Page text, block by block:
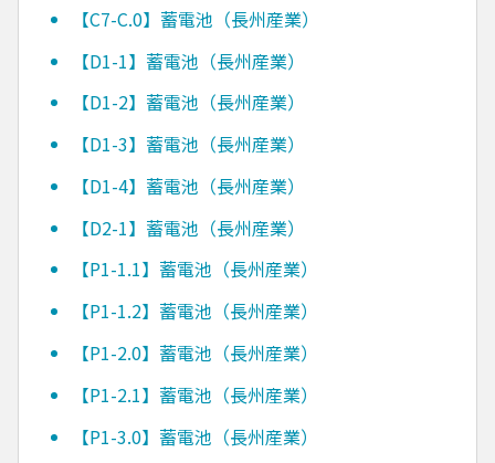
【C7-C.0】蓄電池（長州産業）
【D1-1】蓄電池（長州産業）
【D1-2】蓄電池（長州産業）
【D1-3】蓄電池（長州産業）
【D1-4】蓄電池（長州産業）
【D2-1】蓄電池（長州産業）
【P1-1.1】蓄電池（長州産業）
【P1-1.2】蓄電池（長州産業）
【P1-2.0】蓄電池（長州産業）
【P1-2.1】蓄電池（長州産業）
【P1-3.0】蓄電池（長州産業）